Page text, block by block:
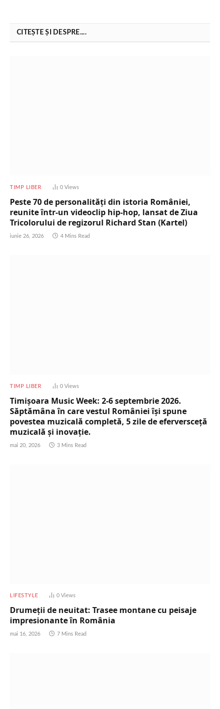
CITEȘTE ȘI DESPRE....
TIMP LIBER 0 Views
Peste 70 de personalități din istoria României,
reunite într-un videoclip hip-hop, lansat de Ziua
Tricolorului de regizorul Richard Stan (Kartel)
iunie 26, 2026 4 Mins Read
TIMP LIBER 0 Views
Timișoara Music Week: 2-6 septembrie 2026.
Săptămâna în care vestul României își spune
povestea muzicală completă, 5 zile de eferversceță
muzicală și inovație.
mai 20, 2026 3 Mins Read
LIFESTYLE 0 Views
Drumeții de neuitat: Trasee montane cu peisaje
impresionante în România
mai 16, 2026 7 Mins Read